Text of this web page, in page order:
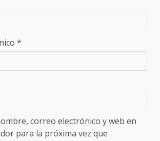
*
correo electrónico y web en
para la próxima vez que